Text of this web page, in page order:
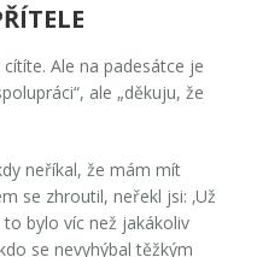
Ale na padesátce je
ale „děkuju, že
neříkal, že mám mít
se zhroutil, neřekl jsi: ‚Už
to bylo víc než jakákoliv
se nevyhýbal těžkým